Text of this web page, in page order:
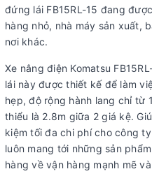
đứng lái FB15RL-15 đang
hàng nhỏ, nhà máy sản xuất,
nơi khác.
Xe nâng điện Komatsu
lái này được thiết kế để làm
hẹp, độ rộng hành lang chỉ từ
thiểu là 2.8m giữa 2 giá kệ.
kiệm tối đa chi phí cho công
luôn mang tới những sản
hàng về vận hàng mạnh mẽ